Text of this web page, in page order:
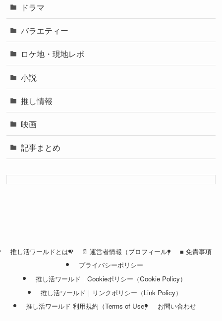
ドラマ
バラエティー
ロケ地・現地レポ
小説
推し情報
映画
記事まとめ
推し活ワールドとは？ 📄 運営者情報（プロフィール）
■ 免責事項
プライバシーポリシー
推し活ワールド｜Cookieポリシー（Cookie Policy）
推し活ワールド｜リンクポリシー（Link Policy）
推し活ワールド 利用規約（Terms of Use）
お問い合わせ